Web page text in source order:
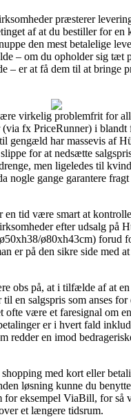
præsterer
af at du bestiller for en
den mest betalelige
– om du opholder sig tæt
– er at få dem til at bringe
virkelig problemfrit for
(via fx PriceRunner) i blandt
gengæld har massevis af
for at nedsætte
men ligeledes til
nogle gange garantere fragt
en tid være smart at
efter udsalg på
ø80xh43cm) forud
er på den sikre side med
obs på, at i tilfælde af at
en salgspris som anses
ofte være et faresignal om
er i hvert fald
redder en imod
med kort eller
løsning kunne du
for eksempel ViaBill, for så
et længere tidsrum.